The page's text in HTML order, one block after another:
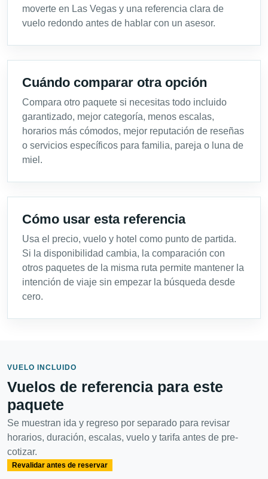
moverte en Las Vegas y una referencia clara de
vuelo redondo antes de hablar con un asesor.
Cuándo comparar otra opción
Compara otro paquete si necesitas todo incluido
garantizado, mejor categoría, menos escalas,
horarios más cómodos, mejor reputación de reseñas
o servicios específicos para familia, pareja o luna de
miel.
Cómo usar esta referencia
Usa el precio, vuelo y hotel como punto de partida.
Si la disponibilidad cambia, la comparación con
otros paquetes de la misma ruta permite mantener la
intención de viaje sin empezar la búsqueda desde
cero.
VUELO INCLUIDO
Vuelos de referencia para este
paquete
Se muestran ida y regreso por separado para revisar
horarios, duración, escalas, vuelo y tarifa antes de pre-
cotizar.
Revalidar antes de reservar